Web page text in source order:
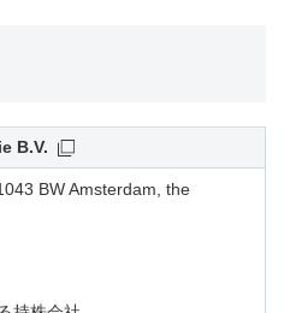
B.V.
BW Amsterdam, the